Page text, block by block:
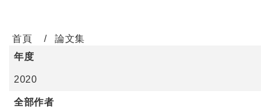
首頁
論文集
年度
2020
全部作者